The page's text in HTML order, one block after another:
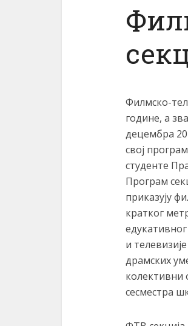
Филмско-
године, а
децембра
свој
студенте
Програм
приказују
кратког
и
драмских
колективни
сесместра